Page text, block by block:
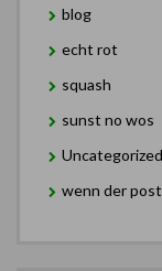
blog
echt rot
squash
sunst no wos
Uncategorized
wenn der